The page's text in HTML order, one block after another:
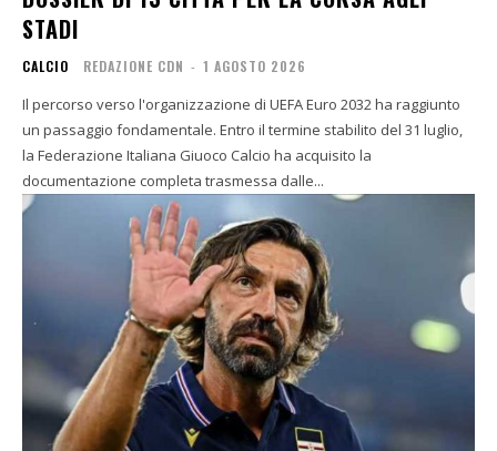
STADI
CALCIO REDAZIONE CDN - 1 AGOSTO 2026
Il percorso verso l'organizzazione di UEFA Euro 2032 ha raggiunto
un passaggio fondamentale. Entro il termine stabilito del 31 luglio,
la Federazione Italiana Giuoco Calcio ha acquisito la
documentazione completa trasmessa dalle...